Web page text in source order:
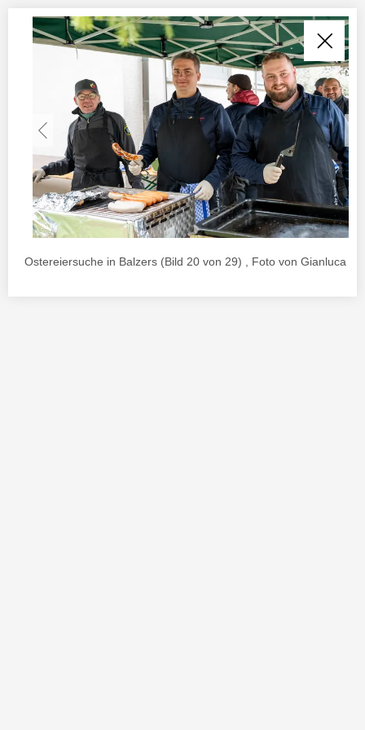
Ostereiersuche in Balzers (Bild 20 von 29) , Foto von Gianluca